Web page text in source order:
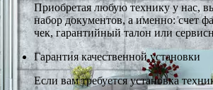
Приобретая любую технику у нас,
набор документов, а именно: счет
чек, гарантийный талон или
Гарантия качественной установки
Если вам требуется установка